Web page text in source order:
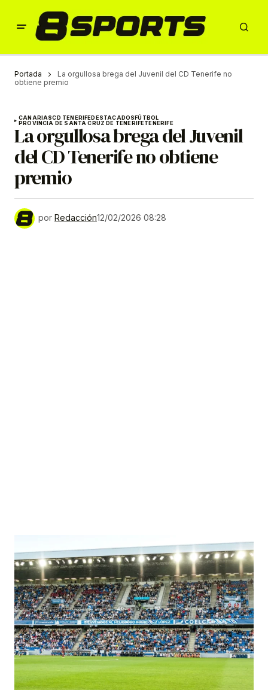
Portada
La orgullosa brega del Juvenil del CD Tenerife no
obtiene premio
CANARIASCD TENERIFEDESTACADOSFÚTBOL
PROVINCIA DE SANTA CRUZ DE TENERIFETENERIFE
La orgullosa brega del Juvenil
del CD Tenerife no obtiene
premio
por Redacción12/02/2026 08:28